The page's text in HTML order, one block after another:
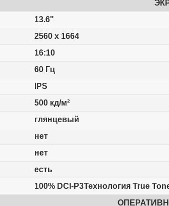
13.6"
2560 x 1664
16:10
60 Гц
IPS
500 кд/м²
глянцевый
нет
нет
есть
100% DCI-P3Технология True